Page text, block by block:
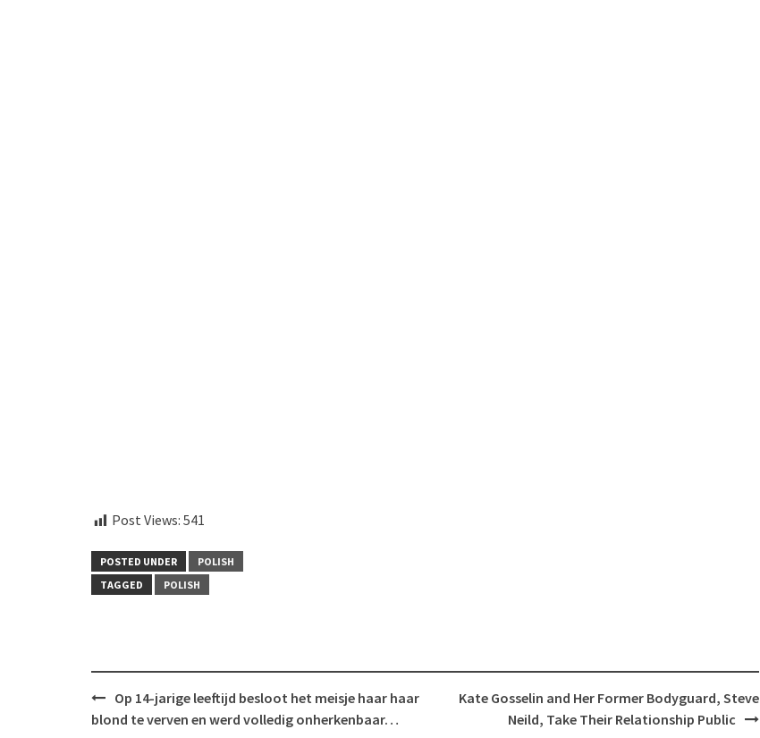
Post Views: 541
POSTED UNDER
POLISH
TAGGED
POLISH
Post
navigation
Op 14-jarige leeftijd besloot het meisje haar haar
blond te verven en werd volledig onherkenbaar…
Kate Gosselin and Her Former Bodyguard, Steve
Neild, Take Their Relationship Public